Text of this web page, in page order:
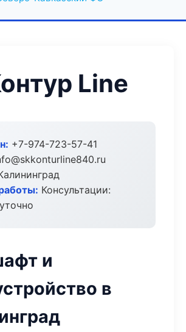
Line
+7-974-723-57-41
Консультации:
и
в